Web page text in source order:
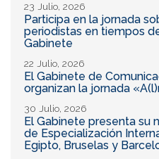
23 Julio, 2026
Participa en la jornada
periodistas en tiempos
Gabinete
22 Julio, 2026
El Gabinete de
organizan la jornada
30 Julio, 2026
El Gabinete presenta su
de Especialización
Egipto, Bruselas y